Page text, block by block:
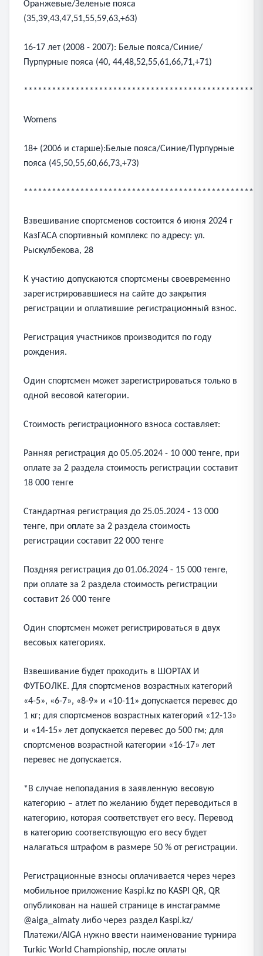
Оранжевые/Зеленые пояса
(35,39,43,47,51,55,59,63,+63)
16-17 лет (2008 - 2007): Белые пояса/Синие/
Пурпурные пояса (40, 44,48,52,55,61,66,71,+71)
Womens
18+ (2006 и старше):Белые пояса/Синие/Пурпурные
пояса (45,50,55,60,66,73,+73)
Взвешивание спортсменов состоится 6 июня 2024 г
КазГАСА спортивный комплекс по адресу: ул.
Рыскулбекова, 28
К участию допускаются спортсмены своевременно
зарегистрировавшиеся на сайте до закрытия
регистрации и оплатившие регистрационный взнос.
Регистрация участников производится по году
рождения.
Один спортсмен может зарегистрироваться только в
одной весовой категории.
Стоимость регистрационного взноса составляет:
Ранняя регистрация до 05.05.2024 - 10 000 тенге, при
оплате за 2 раздела стоимость регистрации составит
18 000 тенге
Стандартная регистрация до 25.05.2024 - 13 000
тенге, при оплате за 2 раздела стоимость
регистрации составит 22 000 тенге
Поздняя регистрация до 01.06.2024 - 15 000 тенге,
при оплате за 2 раздела стоимость регистрации
составит 26 000 тенге
Один спортсмен может регистрироваться в двух
весовых категориях.
Взвешивание будет проходить в ШОРТАХ И
ФУТБОЛКЕ. Для спортсменов возрастных категорий
«4-5», «6-7», «8-9» и «10-11» допускается перевес до
1 кг; для спортсменов возрастных категорий «12-13»
и «14-15» лет допускается перевес до 500 гм; для
спортсменов возрастной категории «16-17» лет
перевес не допускается.
*В случае непопадания в заявленную весовую
категорию – атлет по желанию будет переводиться в
категорию, которая соответствует его весу. Перевод
в категорию соответствующую его весу будет
налагаться штрафом в размере 50 % от регистрации.
Регистрационные взносы оплачивается через через
мобильное приложение Kaspi.kz по KASPI QR, QR
опубликован на нашей странице в инстаграмме
@aiga_almaty либо через раздел Kaspi.kz/
Платежи/AIGA нужно ввести наименование турнира
Turkic World Championship, после оплаты